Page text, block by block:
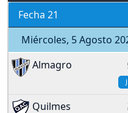
Fecha 21
Miércoles, 5 Agosto
Almagro
Quilmes